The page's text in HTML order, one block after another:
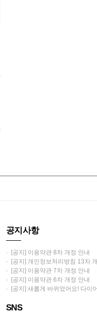
공지사항
· [공지] 이용약관 8차 개정 안내
· [공지] 개인정보처리방침 13차
· [공지] 이용약관 7차 개정 안내
· [공지] 이용약관 6차 개정 안내
· [공지] 새롭게 바뀌었어요! 다이
SNS